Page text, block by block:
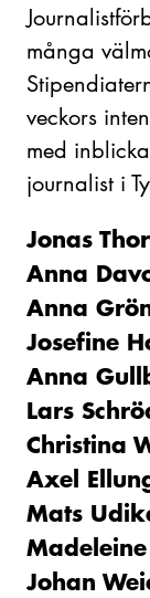
många
veckors
med
journalist i
Jonas
Anna
Anna
Josefine
Anna
Lars
Christina
Axel
Mats
Johan